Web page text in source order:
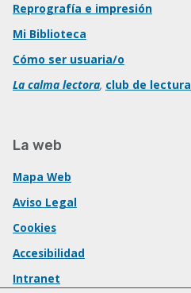
Reprografía e impresión
Mi Biblioteca
Cómo ser usuaria/o
La calma lectora, club de lectura
La web
Mapa Web
Aviso Legal
Cookies
Accesibilidad
Intranet